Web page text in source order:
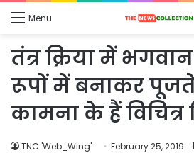
Menu
तंत्र क्रिया में
रूपों में बनाकर
कामना के हैं
TNC 'Web_Wing' February 25, 2019